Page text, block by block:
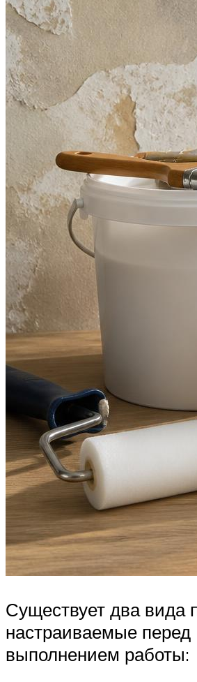
Существует два вида
настраиваемые перед
выполнением работы: